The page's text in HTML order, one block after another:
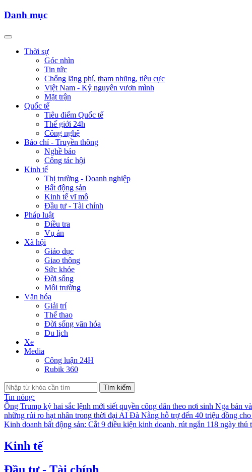
Danh mục
Thời sự
Góc nhìn
Tin tức
Chống lãng phí, tham nhũng, tiêu cực
Việt Nam - Kỷ nguyên vươn mình
Mặt trận
Quốc tế
Tiêu điểm Quốc tế
Thế giới 24h
Công nghệ
Báo chí - Truyền thông
Nghề báo
Công tác hội
Kinh tế
Thị trường - Doanh nghiệp
Bất động sản
Kinh tế vĩ mô
Đầu tư - Tài chính
Pháp luật
Điều tra
Vụ án
Xã hội
Giáo dục
Giao thông
Sức khỏe
Đời sống
Môi trường
Văn hóa
Giải trí
Thể thao
Đời sống văn hóa
Du lịch
Xe
Media
Công luận 24H
Rubik 360
Tìm kiếm
Tin nóng:
Ông Trump ký hai sắc lệnh mới siết quyền công dân theo nơi sinh Nga bán
những rủi ro hạt nhân trong thời đại AI Đà Nẵng hỗ trợ đến 40 triệu đồng
Kinh doanh bất động sản: Cắt 9 điều kiện kinh doanh, rút ngắn 118 ngày thủ
Kinh tế